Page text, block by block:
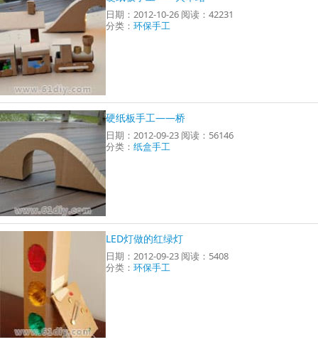
日期：2012-10-26 阅读：42231
分类：环保手工
硬纸板手工——桥
日期：2012-09-23 阅读：56146
分类：纸盒手工
LED灯做的红绿灯
日期：2012-09-23 阅读：5408
分类：环保手工